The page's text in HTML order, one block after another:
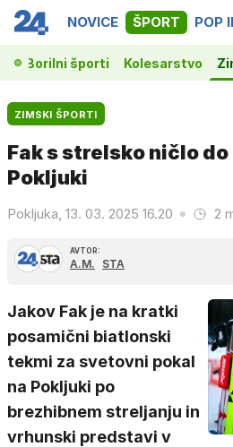
NOVICE ŠPORT POP
Borilni športi Kolesarstvo
ZIMSKI ŠPORTI
Fak s strelsko ničlo do
Pokljuki
Pokljuka, 13. 03. 2025 16.20 2
AVTOR:
A.M. STA
Jakov Fak je na kratki
posamični biatlonski
tekmi za svetovni pokal
na Pokljuki po
brezhibnem streljanju in
vrhunski predstavi v